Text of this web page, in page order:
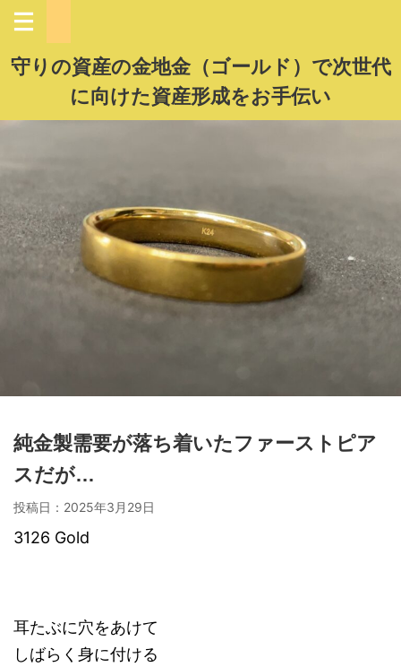
守りの資産の金地金（ゴールド）で次世代
に向けた資産形成をお手伝い
純金製需要が落ち着いたファーストピア
スだが…
投稿日： 2025年3月29日
3126 Gold
耳たぶに穴をあけて
しばらく身に付ける